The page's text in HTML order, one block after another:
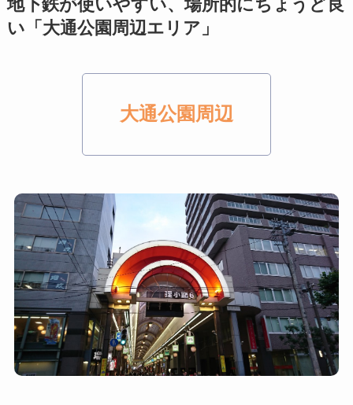
い「大通公園周辺エリア」
大通公園周辺